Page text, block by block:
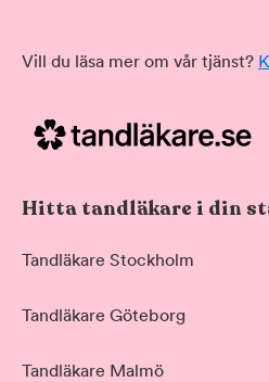
Vill du läsa mer om vår tjänst?
Hitta tandläkare i din
Tandläkare Stockholm
Tandläkare Göteborg
Tandläkare Malmö